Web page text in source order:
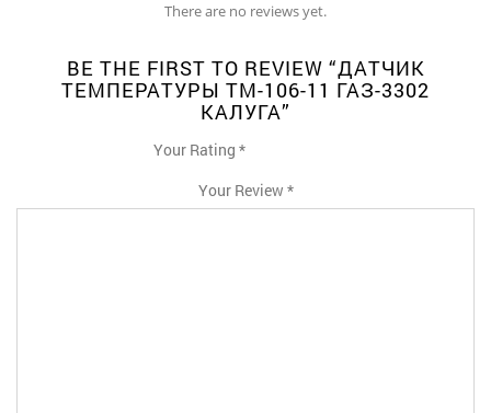
There are no reviews yet.
BE THE FIRST TO REVIEW “ДАТЧИК
ТЕМПЕРАТУРЫ ТМ-106-11 ГАЗ-3302
КАЛУГА”
Your Rating *
1 4
Your Review *